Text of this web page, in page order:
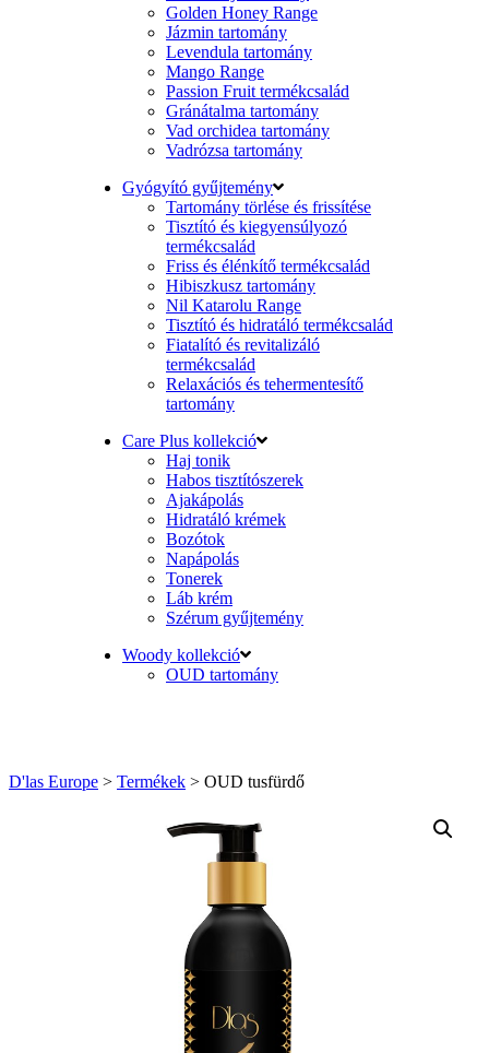
Golden Honey Range
Jázmin tartomány
Levendula tartomány
Mango Range
Passion Fruit termékcsalád
Gránátalma tartomány
Vad orchidea tartomány
Vadrózsa tartomány
Gyógyító gyűjtemény
Tartomány törlése és frissítése
Tisztító és kiegyensúlyozó
termékcsalád
Friss és élénkítő termékcsalád
Hibiszkusz tartomány
Nil Katarolu Range
Tisztító és hidratáló termékcsalád
Fiatalító és revitalizáló
termékcsalád
Relaxációs és tehermentesítő
tartomány
Care Plus kollekció
Haj tonik
Habos tisztítószerek
Ajakápolás
Hidratáló krémek
Bozótok
Napápolás
Tonerek
Láb krém
Szérum gyűjtemény
Woody kollekció
OUD tartomány
D'las Europe > Termékek > OUD tusfürdő